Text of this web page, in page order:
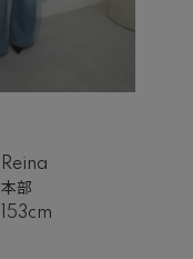
Reina
本部
153cm